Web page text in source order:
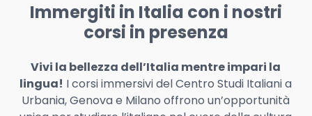
Immergiti in Italia con i nostri
corsi in presenza
Vivi la bellezza dell’Italia mentre impari la
lingua! I corsi immersivi del Centro Studi Italiani a
Urbania, Genova e Milano offrono un’opportunità